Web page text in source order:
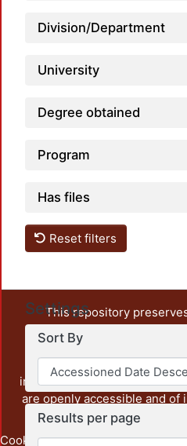
Division/Department
University
Degree obtained
Program
Has files
Reset filters
Settings
Sort By
Results per page
This repository
unrestricted open access,
output of UAM
administrative and
institution, as well as
are openly accessible and of
Cookie Privacy End User